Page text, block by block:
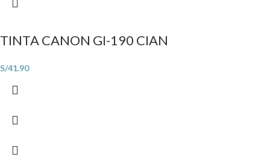
TINTA CANON GI-190 CIAN
S/41.90